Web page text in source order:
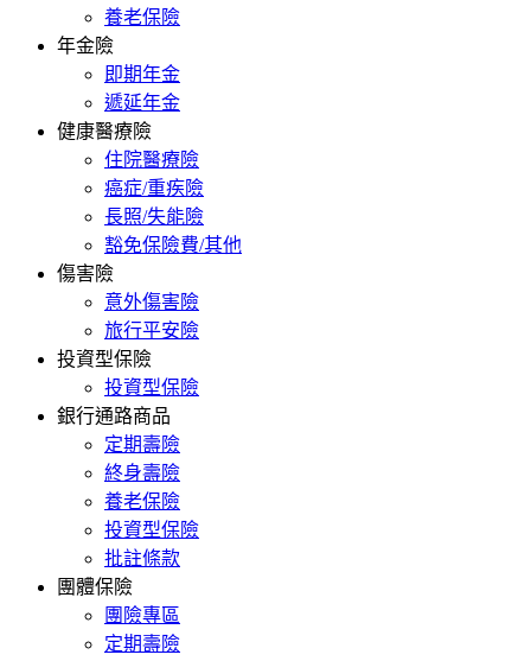
養老保險
年金險
即期年金
遞延年金
健康醫療險
住院醫療險
癌症/重疾險
長照/失能險
豁免保險費/其他
傷害險
意外傷害險
旅行平安險
投資型保險
投資型保險
銀行通路商品
定期壽險
終身壽險
養老保險
投資型保險
批註條款
團體保險
團險專區
定期壽險